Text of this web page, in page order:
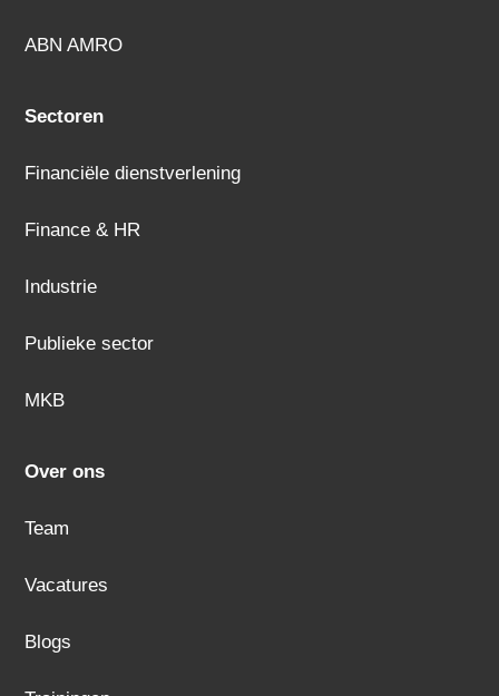
ABN AMRO
Sectoren
Financiële dienstverlening
Finance & HR
Industrie
Publieke sector
MKB
Over ons
Team
Vacatures
Blogs